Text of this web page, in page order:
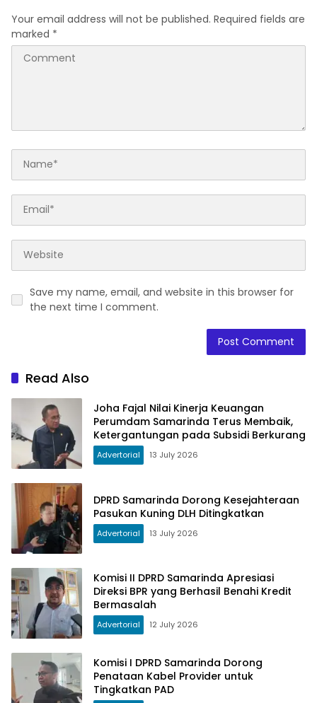
Your email address will not be published. Required fields are
marked *
Save my name, email, and website in this browser for
the next time I comment.
Read Also
Joha Fajal Nilai Kinerja Keuangan
Perumdam Samarinda Terus Membaik,
Ketergantungan pada Subsidi Berkurang
Advertorial 13 July 2026
DPRD Samarinda Dorong Kesejahteraan
Pasukan Kuning DLH Ditingkatkan
Advertorial 13 July 2026
Komisi II DPRD Samarinda Apresiasi
Direksi BPR yang Berhasil Benahi Kredit
Bermasalah
Advertorial 12 July 2026
Komisi I DPRD Samarinda Dorong
Penataan Kabel Provider untuk
Tingkatkan PAD